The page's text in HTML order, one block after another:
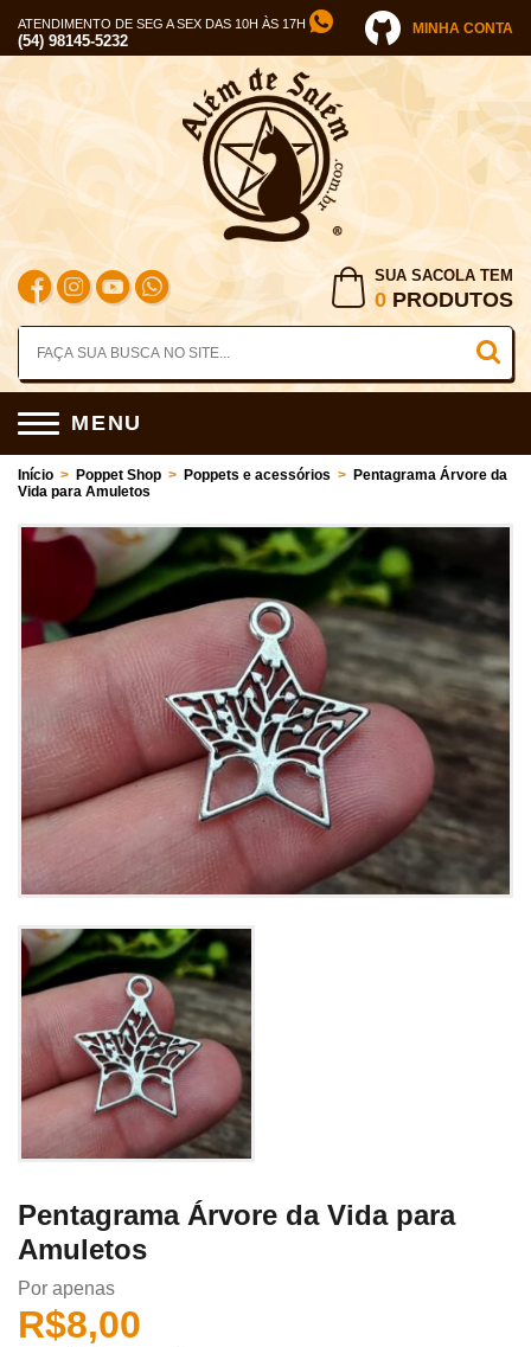
ATENDIMENTO DE SEG A SEX DAS 10H ÀS 17H
(54) 98145-5232
MINHA CONTA
SUA SACOLA TEM
0 PRODUTOS
MENU
Início > Poppet Shop > Poppets e acessórios > Pentagrama Árvore da
Vida para Amuletos
Pentagrama Árvore da Vida para
Amuletos
Por apenas
R$8,00